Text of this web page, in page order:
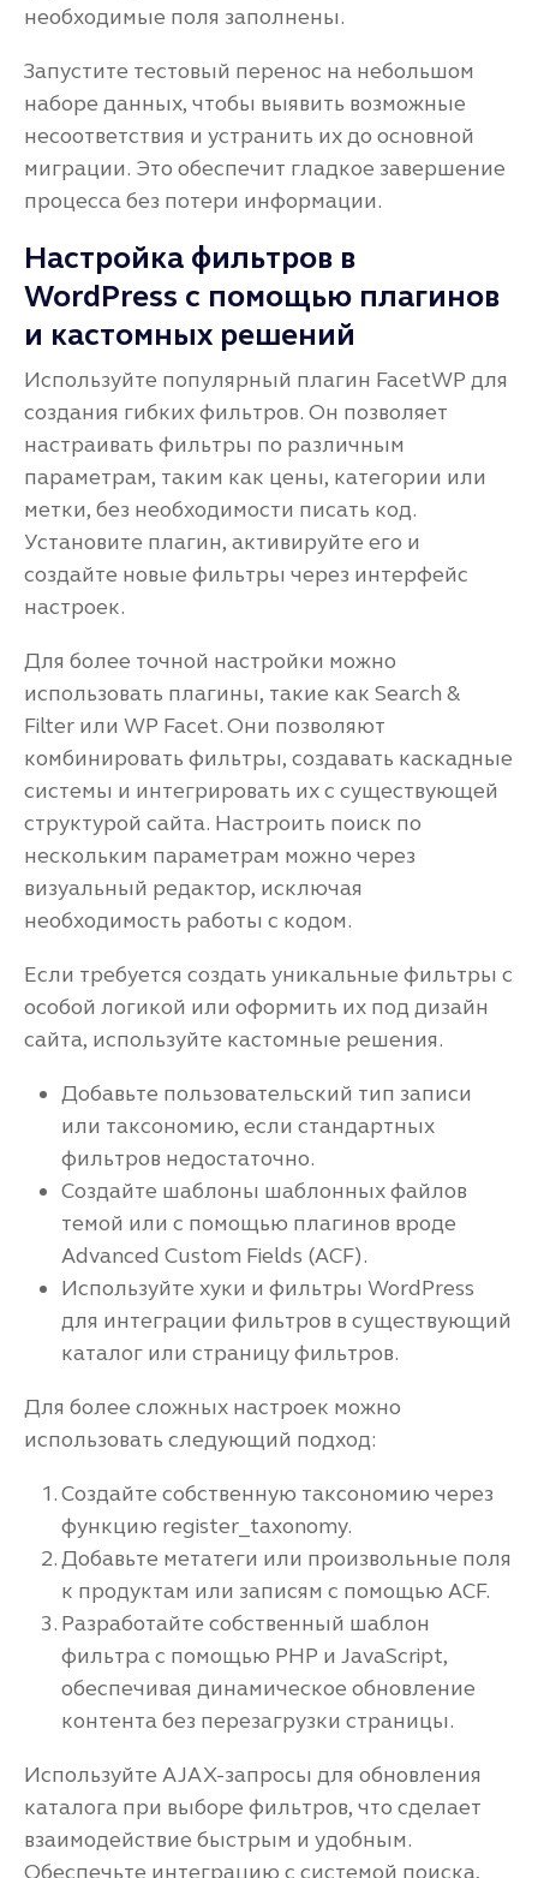
необходимые поля заполнены.
Запустите тестовый перенос на небольшом
наборе данных, чтобы выявить возможные
несоответствия и устранить их до основной
миграции. Это обеспечит гладкое завершение
процесса без потери информации.
Настройка фильтров в
WordPress с помощью плагинов
и кастомных решений
Используйте популярный плагин FacetWP для
создания гибких фильтров. Он позволяет
настраивать фильтры по различным
параметрам, таким как цены, категории или
метки, без необходимости писать код.
Установите плагин, активируйте его и
создайте новые фильтры через интерфейс
настроек.
Для более точной настройки можно
использовать плагины, такие как Search &
Filter или WP Facet. Они позволяют
комбинировать фильтры, создавать каскадные
системы и интегрировать их с существующей
структурой сайта. Настроить поиск по
нескольким параметрам можно через
визуальный редактор, исключая
необходимость работы с кодом.
Если требуется создать уникальные фильтры с
особой логикой или оформить их под дизайн
сайта, используйте кастомные решения.
Добавьте пользовательский тип записи
или таксономию, если стандартных
фильтров недостаточно.
Создайте шаблоны шаблонных файлов
темой или с помощью плагинов вроде
Advanced Custom Fields (ACF).
Используйте хуки и фильтры WordPress
для интеграции фильтров в существующий
каталог или страницу фильтров.
Для более сложных настроек можно
использовать следующий подход:
Создайте собственную таксономию через
функцию register_taxonomy.
Добавьте метатеги или произвольные поля
к продуктам или записям с помощью ACF.
Разработайте собственный шаблон
фильтра с помощью PHP и JavaScript,
обеспечивая динамическое обновление
контента без перезагрузки страницы.
Используйте AJAX-запросы для обновления
каталога при выборе фильтров, что сделает
взаимодействие быстрым и удобным.
Обеспечьте интеграцию с системой поиска,